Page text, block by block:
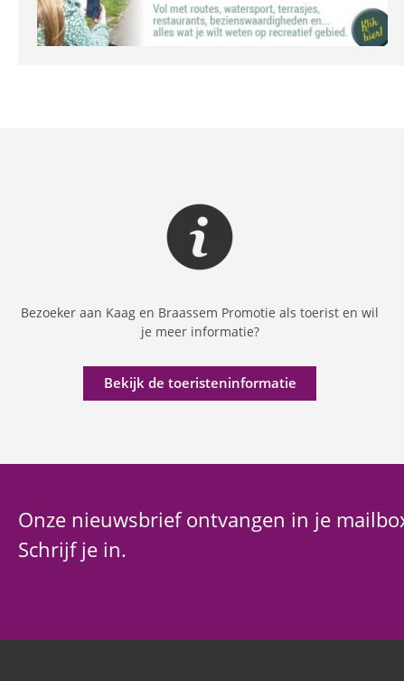
Bezoeker aan Kaag en Braassem Promotie als toerist en wil
je meer informatie?
Bekijk de toeristeninformatie
Onze nieuwsbrief ontvangen in je
Schrijf je in.